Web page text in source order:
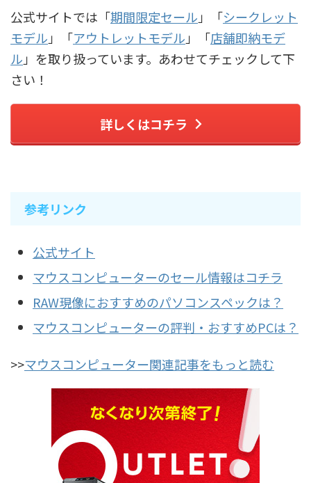
公式サイトでは「期間限定セール」「シークレット
モデル」「アウトレットモデル」「店舗即納モデ
ル」を取り扱っています。あわせてチェックして下
さい！
詳しくはコチラ
参考リンク
公式サイト
マウスコンピューターのセール情報はコチラ
RAW現像におすすめのパソコンスペックは？
マウスコンピューターの評判・おすすめPCは？
>>マウスコンピューター関連記事をもっと読む